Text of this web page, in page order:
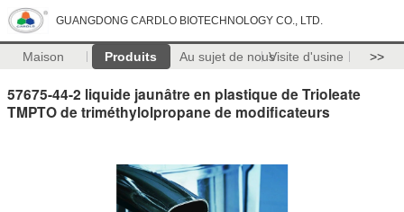
GUANGDONG CARDLO BIOTECHNOLOGY CO., LTD.
Maison Produits Au sujet de nousVisite d'usine >>
57675-44-2 liquide jaunâtre en plastique de Trioleate
TMPTO de triméthylolpropane de modificateurs